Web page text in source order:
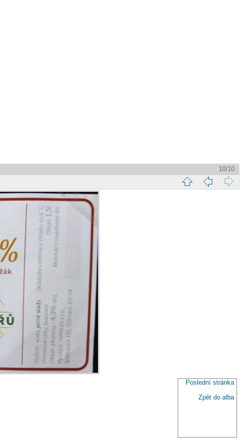
10/10
Poslední stránka
Zpět do alba